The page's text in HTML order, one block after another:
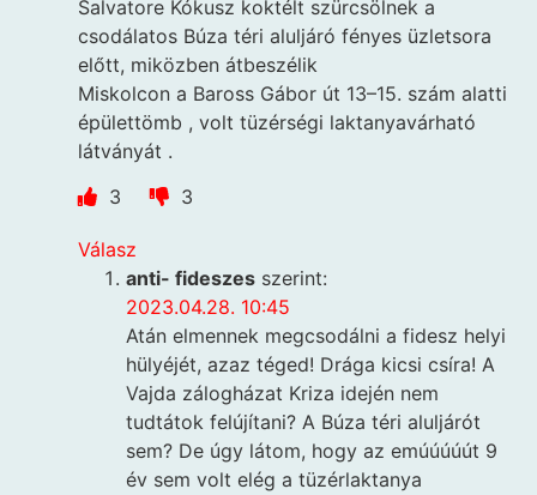
Salvatore Kókusz koktélt szürcsölnek a
csodálatos Búza téri aluljáró fényes üzletsora
előtt, miközben átbeszélik
Miskolcon a Baross Gábor út 13–15. szám alatti
épülettömb , volt tüzérségi laktanyavárható
látványát .
3
3
Válasz
anti- fideszes szerint:
2023.04.28. 10:45
Atán elmennek megcsodálni a fidesz helyi
hülyéjét, azaz téged! Drága kicsi csíra! A
Vajda zálogházat Kriza idején nem
tudtátok felújítani? A Búza téri aluljárót
sem? De úgy látom, hogy az emúúúúút 9
év sem volt elég a tüzérlaktanya